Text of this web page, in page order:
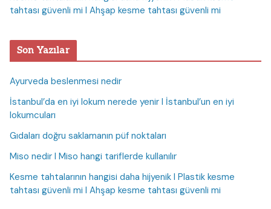
tahtası güvenli mi I Ahşap kesme tahtası güvenli mi
Son Yazılar
Ayurveda beslenmesi nedir
İstanbul’da en iyi lokum nerede yenir I İstanbul’un en iyi
lokumcuları
Gıdaları doğru saklamanın püf noktaları
Miso nedir I Miso hangi tariflerde kullanılır
Kesme tahtalarının hangisi daha hijyenik I Plastik kesme
tahtası güvenli mi I Ahşap kesme tahtası güvenli mi